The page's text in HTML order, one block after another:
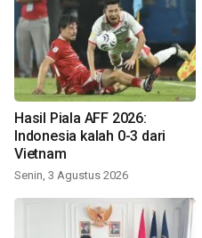
Hasil Piala AFF 2026:
Indonesia kalah 0-3 dari
Vietnam
Senin, 3 Agustus 2026